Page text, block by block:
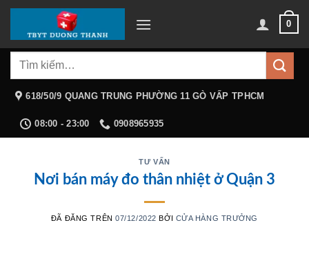
Chuyển
nội
dung
0
Tìm
618/50/9 QUANG TRUNG PHƯỜNG 11 GÒ VẤP TPHCM
08:00 - 23:00 0908965935
TƯ VẤN
Nơi bán máy đo thân nhiệt ở Quận 3
ĐÃ ĐĂNG TRÊN07/12/2022 BỞI CỬA HÀNG TRƯỞNG